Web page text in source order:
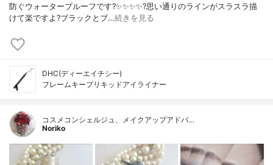
防ぐウォータープルーフです?✨✨✨✨?️思い通りのラインがスラスラ描
けて楽ですよ?ブラックとブ…続きを見る
DHC(ディーエイチシー)
フレームキープリキッドアイライナー
コスメコンシェルジュ、メイクアップアドバ…
Noriko